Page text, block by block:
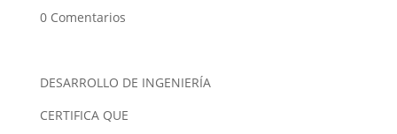
0 Comentarios
DESARROLLO DE INGENIERÍA
CERTIFICA QUE